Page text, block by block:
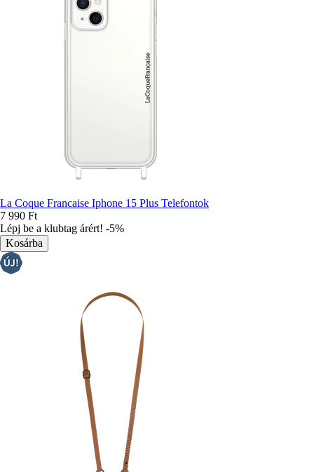
La Coque Francaise Iphone 15 Plus Telefontok
7 990 Ft
Lépj be a klubtag árért! -5%